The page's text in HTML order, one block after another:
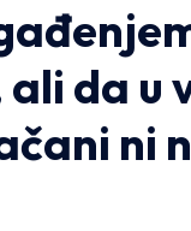
da u
ni